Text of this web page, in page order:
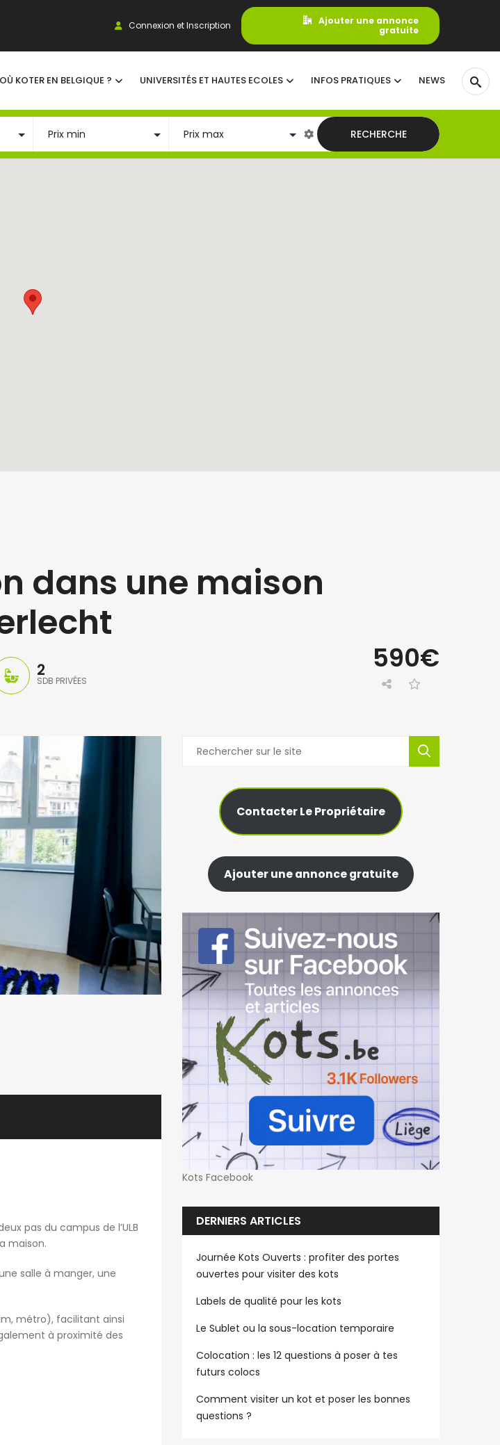
Connexion et Inscription
Ajouter une annonce
gratuite
OÙ KOTER EN BELGIQUE ? UNIVERSITÉS ET HAUTES ECOLES INFOS PRATIQUES NEWS
RECHERCHE
dans une maison
2
SDB PRIVÉES
590€
pas du campus de l’ULB
maison.
salle à manger, une
métro), facilitant ainsi
à proximité des
Contacter Le Propriétaire
Ajouter une annonce gratuite
Kots Facebook
DERNIERS ARTICLES
Journée Kots Ouverts : profiter des portes
ouvertes pour visiter des kots
Labels de qualité pour les kots
Le Sublet ou la sous-location temporaire
Colocation : les 12 questions à poser à tes
futurs colocs
Comment visiter un kot et poser les bonnes
questions ?